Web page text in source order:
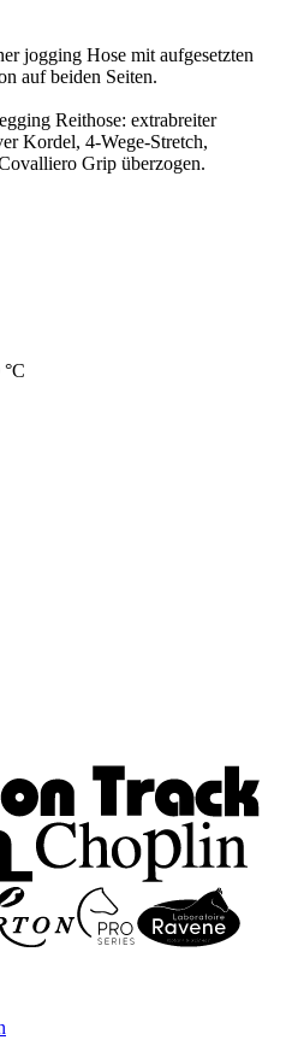
jogging Hose mit aufgesetzten
auf beiden Seiten.
Reithose: extrabreiter
Kordel, 4-Wege-Stretch,
Grip überzogen.